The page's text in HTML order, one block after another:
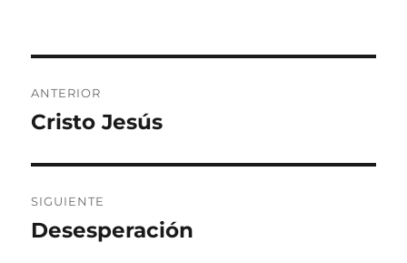
de
ANTERIOR
Entrada
Cristo Jesús
SIGUIENTE
Entrada
Desesperación